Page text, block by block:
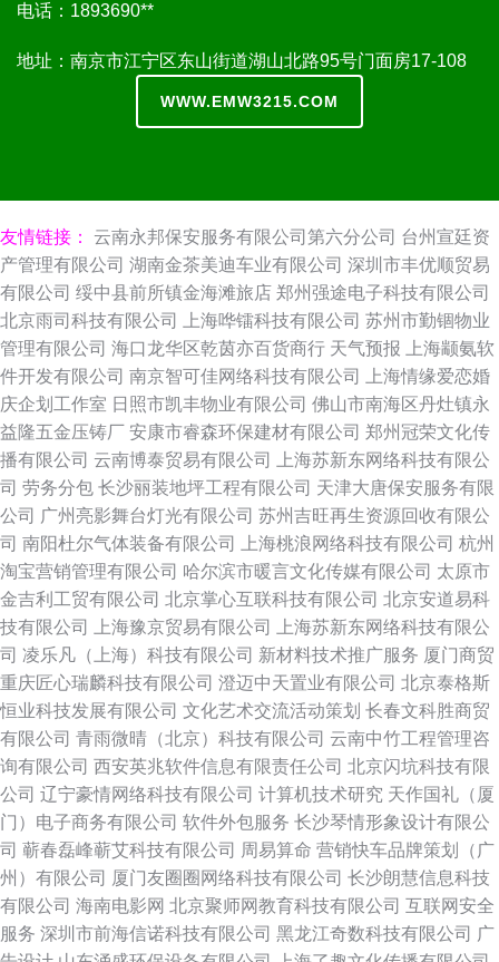
电话：1893690**
地址：南京市江宁区东山街道湖山北路95号门面房17-108
WWW.EMW3215.COM
友情链接： 云南永邦保安服务有限公司第六分公司 台州宣廷资
产管理有限公司 湖南金茶美迪车业有限公司 深圳市丰优顺贸易
有限公司 绥中县前所镇金海滩旅店 郑州强途电子科技有限公司
北京雨司科技有限公司
上海哗镭科技有限公司 苏州市勤锢物业
管理有限公司 海口龙华区乾茵亦百货商行 天气预报
上海颛氨软
件开发有限公司 南京智可佳网络科技有限公司
上海情缘爱恋婚
庆企划工作室 日照市凯丰物业有限公司 佛山市南海区丹灶镇永
益隆五金压铸厂 安康市睿森环保建材有限公司 郑州冠荣文化传
播有限公司 云南博泰贸易有限公司
上海苏新东网络科技有限公
司 劳务分包 长沙丽装地坪工程有限公司 天津大唐保安服务有限
公司 广州亮影舞台灯光有限公司 苏州吉旺再生资源回收有限公
司 南阳杜尔气体装备有限公司 上海桃浪网络科技有限公司 杭州
淘宝营销管理有限公司 哈尔滨市暖言文化传媒有限公司 太原市
金吉利工贸有限公司 北京掌心互联科技有限公司 北京安道易科
技有限公司
上海豫京贸易有限公司
上海苏新东网络科技有限公
司 凌乐凡（上海）科技有限公司 新材料技术推广服务 厦门商贸
重庆匠心瑞麟科技有限公司 澄迈中天置业有限公司 北京泰格斯
恒业科技发展有限公司 文化艺术交流活动策划 长春文科胜商贸
有限公司 青雨微晴（北京）科技有限公司 云南中竹工程管理咨
询有限公司 西安英兆软件信息有限责任公司 北京闪坑科技有限
公司 辽宁豪情网络科技有限公司 计算机技术研究 天作国礼（厦
门）电子商务有限公司 软件外包服务 长沙琴情形象设计有限公
司 蕲春磊峰蕲艾科技有限公司 周易算命 营销快车品牌策划（广
州）有限公司 厦门友圈圈网络科技有限公司 长沙朗慧信息科技
有限公司 海南电影网 北京聚师网教育科技有限公司 互联网安全
服务 深圳市前海信诺科技有限公司 黑龙江奇数科技有限公司 广